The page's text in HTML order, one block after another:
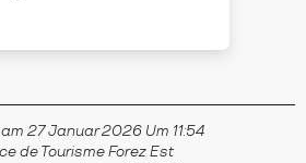
27 Januar 2026 Um 11:54
de Tourisme Forez Est